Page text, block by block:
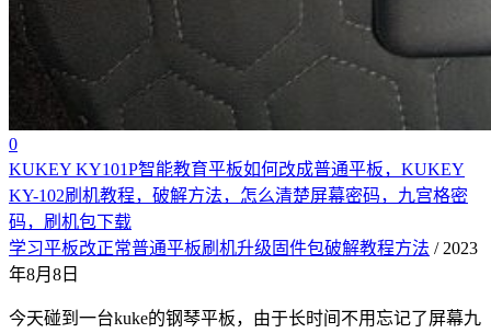
0
KUKEY KY101P智能教育平板如何改成普通平板，KUKEY
KY-102刷机教程，破解方法，怎么清楚屏幕密码，九宫格密
码，刷机包下载
学习平板改正常普通平板刷机升级固件包破解教程方法 / 2023
年8月8日
今天碰到一台kuke的钢琴平板，由于长时间不用忘记了屏幕九